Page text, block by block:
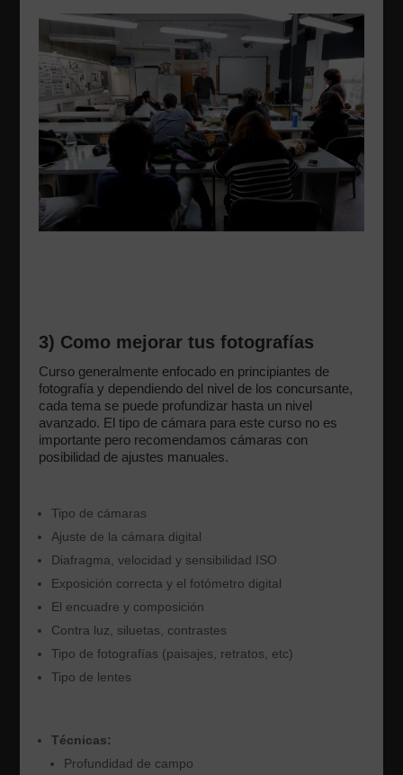
3) Como mejorar tus fotografías
Curso generalmente enfocado en principiantes de
fotografía y dependiendo del nivel de los concursante,
cada tema se puede profundizar hasta un nivel
avanzado. El tipo de cámara para este curso no es
importante pero recomendamos cámaras con
posibilidad de ajustes manuales.
Tipo de cámaras
Ajuste de la cámara digital
Diafragma, velocidad y sensibilidad ISO
Exposición correcta y el fotómetro digital
El encuadre y composición
Contra luz, siluetas, contrastes
Tipo de fotografías (paisajes, retratos, etc)
Tipo de lentes
Técnicas:
Profundidad de campo